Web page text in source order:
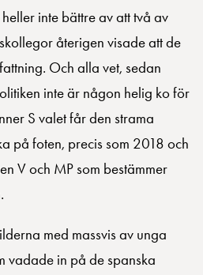
inte bättre av att två av
återigen visade att de
Och alla vet, sedan
inte är någon helig ko för
S valet får den strama
på foten, precis som 2018 och
V och MP som bestämmer
med massvis av unga
vadade in på de spanska